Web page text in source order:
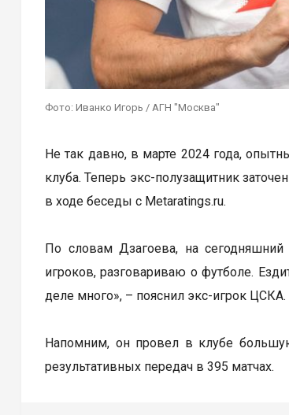
Фото: Иванко Игорь / АГН "Москва"
Не так давно, в марте 2024 года,
клуба. Теперь экс-полузащитник
в ходе беседы с Metaratings.ru.
По словам Дзагоева, на
игроков, разговариваю о футболе.
деле много», – пояснил экс-игрок ЦСКА.
Напомним, он провел в клубе
результативных передач в 395 матчах.